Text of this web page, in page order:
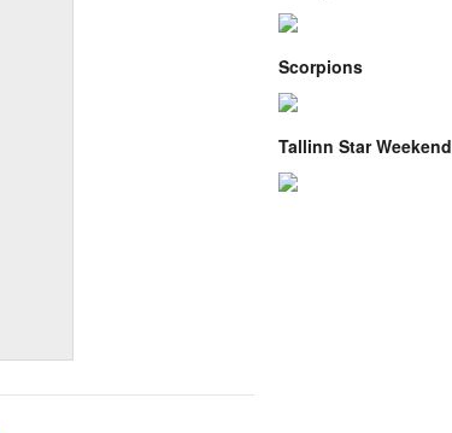
Scorpions
Tallinn Star Weekend